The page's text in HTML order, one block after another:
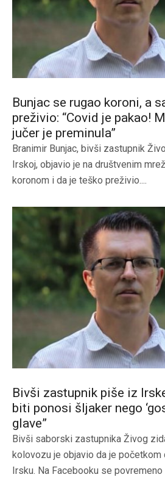
Bunjac se rugao koroni, a
preživio: “Covid je pakao!
jučer je preminula”
Branimir Bunjac, bivši zastupnik
Irskoj, objavio je na društvenim
koronom i da je teško preživio....
Bivši zastupnik piše iz
biti ponosi šljaker nego
glave”
Bivši saborski zastupnika Živog
kolovozu je objavio da je
Irsku. Na Facebooku se